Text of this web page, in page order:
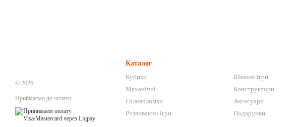
© 2026
Приймаємо до оплати
Каталог
Кубики
Механічні
Головоломки
Розвиваючі ігри
Шахові ігри
Конструктори
Аксесуари
Подарунки